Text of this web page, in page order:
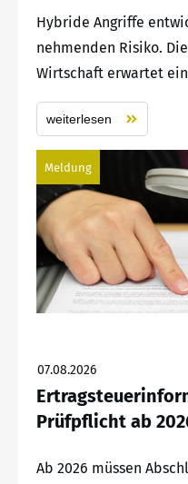
Hybride Angriffe
nehmenden Risiko.
Wirtschaft erwartet
weiterlesen
Meldung
07.08.2026
Prüfpflicht ab
Ab 2026 müssen